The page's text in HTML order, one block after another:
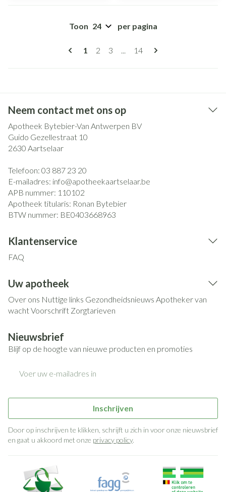
Pagina's
U lees momenteel pagina
1 Pagina
2 Pagina
3 ... Pagina
14
Toon per pagina
Neem contact met ons op
Apotheek Bytebier-Van Antwerpen BV
Guido Gezellestraat 10
2630 Aartselaar
Telefoon: 03 887 23 20
E-mailadres: info@apotheekaartselaar.be
APB nummer: 110102
Apotheek titularis: Ronan Bytebier
BTW nummer: BE0403668963
Klantenservice
FAQ
Uw apotheek
Over ons Nuttige links Gezondheidsnieuws Apotheker van
wachtVoorschrift Zorgtarieven
Nieuwsbrief
Blijf op de hoogte van nieuwe producten en promoties
Inschrijven
Door op inschrijven te klikken, schrijft u zich in voor onze nieuwsbrief
en gaat u akkoord met onze privacy policy.